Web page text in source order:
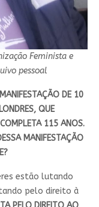
Feminista e
pessoal
DE 10
QUE
115 ANOS.
MANIFESTAÇÃO
estão lutando
pelo direito à